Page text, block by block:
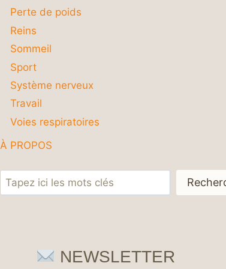
Perte de poids
Reins
Sommeil
Sport
Système nerveux
Travail
Voies respiratoires
À PROPOS
Rechercher
NEWSLETTER